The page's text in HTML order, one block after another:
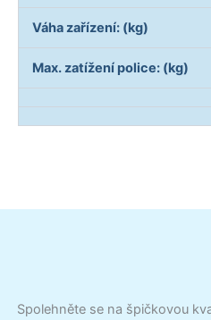
Váha zařízení: (kg)
Max. zatížení police: (kg)
Spolehněte se na špičkovou